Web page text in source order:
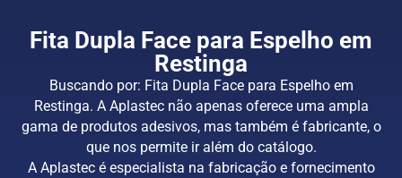
Fita Dupla Face para Espelho em
Restinga
Buscando por: Fita Dupla Face para Espelho em
Restinga. A Aplastec não apenas oferece uma ampla
gama de produtos adesivos, mas também é fabricante, o
que nos permite ir além do catálogo.
A Aplastec é especialista na fabricação e fornecimento